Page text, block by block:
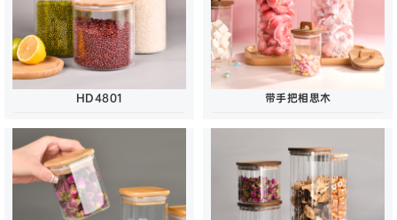
HD4801 带手把相思木